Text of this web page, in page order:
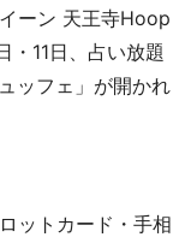
ーン 天王寺Hoop
・11日、占い放題
ッフェ」が開かれ
ットカード・手相